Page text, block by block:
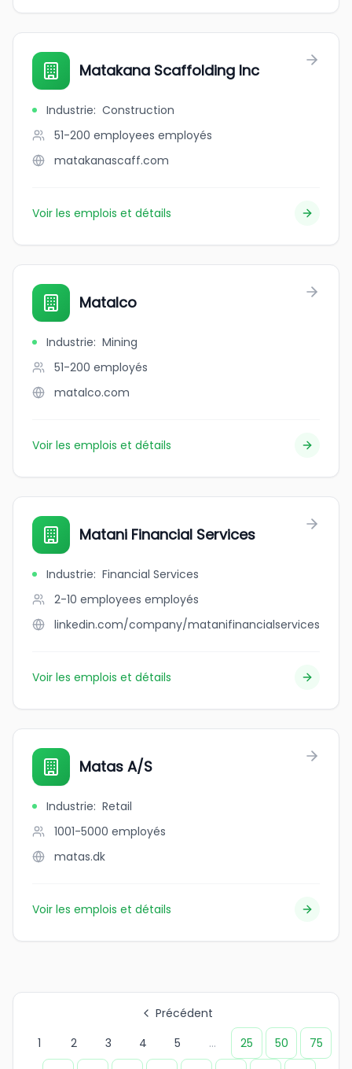
Matakana Scaffolding Inc
Industrie: Construction
51-200 employees employés
matakanascaff.com
Voir les emplois et détails
Matalco
Industrie: Mining
51-200 employés
matalco.com
Voir les emplois et détails
Matani Financial Services
Industrie: Financial Services
2-10 employees employés
linkedin.com/company/matanifinancialservices
Voir les emplois et détails
Matas A/S
Industrie: Retail
1001-5000 employés
matas.dk
Voir les emplois et détails
Précédent
1
2 3 4 5 ... 25 50
75